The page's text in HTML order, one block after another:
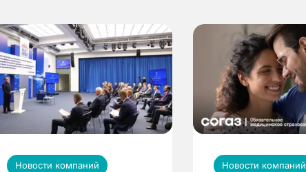
Новости компаний Новости компаний